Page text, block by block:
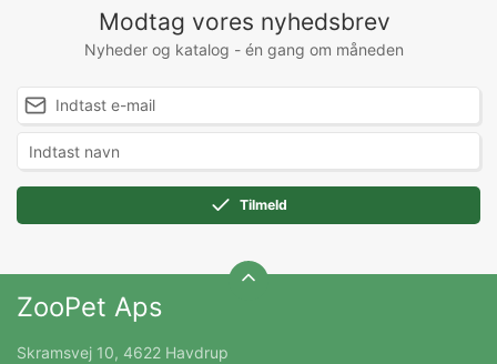
Modtag vores nyhedsbrev
Nyheder og katalog - én gang om måneden
Tilmeld
ZooPet Aps
Skramsvej 10, 4622 Havdrup